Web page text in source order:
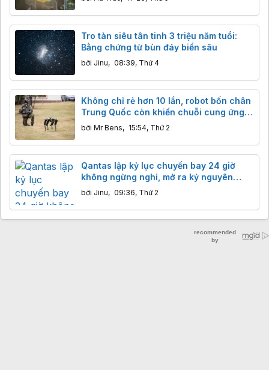
Tro tàn siêu tân tinh 3 triệu năm tuổi:
Bằng chứng từ bùn đáy biển sâu
bởi Jinu, 08:39, Thứ 4
Không chỉ rẻ hơn 10 lần, robot bốn chân
Trung Quốc còn khiến chuỗi cung ứng
phương Tây rơi vào thế khó như thế nào?
bởi Mr Bens, 15:54, Thứ 2
Qantas lập kỷ lục chuyến bay 24 giờ
không ngừng nghỉ, mở ra kỷ nguyên
hàng không siêu đường dài
bởi Jinu, 09:36, Thứ 2